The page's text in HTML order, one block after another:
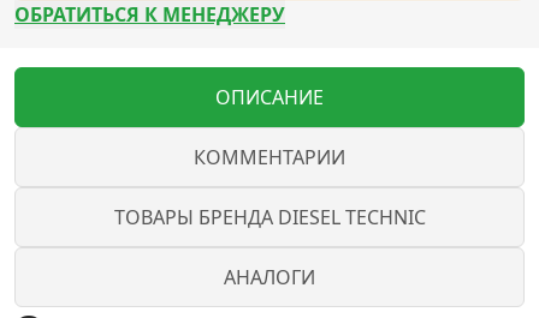
ОБРАТИТЬСЯ К МЕНЕДЖЕРУ
ОПИСАНИЕ
КОММЕНТАРИИ
ТОВАРЫ БРЕНДА DIESEL TECHNIC
АНАЛОГИ